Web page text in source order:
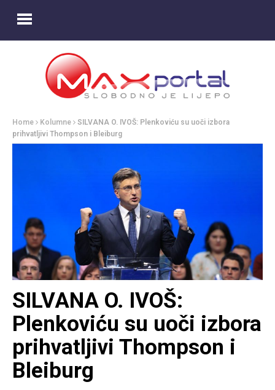
Home Kolumne
SILVANA O. IVOŠ: Plenkoviću su uoči izbora
prihvatljivi Thompson i Bleiburg
SILVANA O. IVOŠ:
Plenkoviću su uoči izbora
prihvatljivi Thompson i
Bleiburg